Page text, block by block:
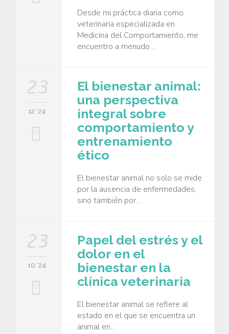
Desde mi práctica diaria como
veterinaria especializada en
Medicina del Comportamiento, me
encuentro a menudo…
23
12 '24
0
El bienestar animal:
una perspectiva
integral sobre
comportamiento y
entrenamiento
ético
El bienestar animal no solo se mide
por la ausencia de enfermedades,
sino también por…
23
10 '24
0
Papel del estrés y el
dolor en el
bienestar en la
clínica veterinaria
El bienestar animal se refiere al
estado en el que se encuentra un
animal en…